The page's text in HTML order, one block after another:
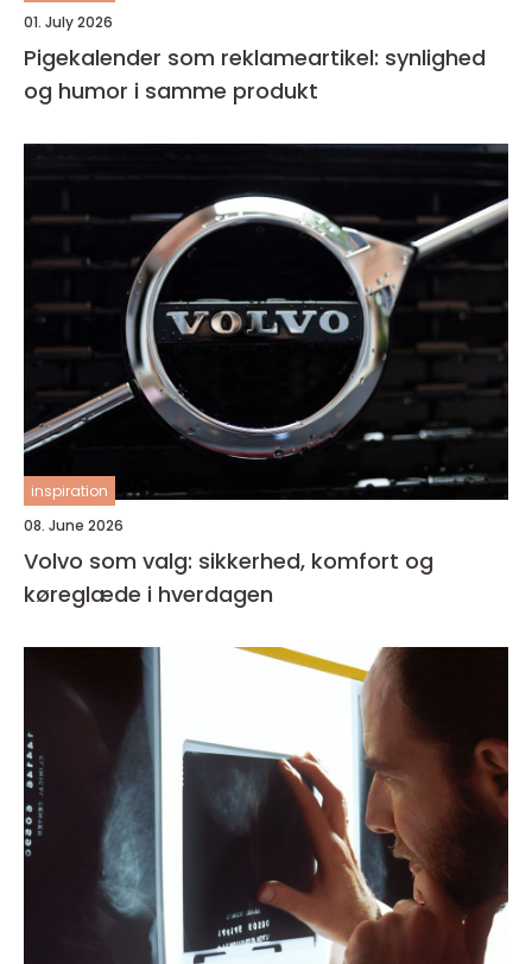
01. July 2026
Pigekalender som reklameartikel: synlighed
og humor i samme produkt
inspiration
08. June 2026
Volvo som valg: sikkerhed, komfort og
køreglæde i hverdagen